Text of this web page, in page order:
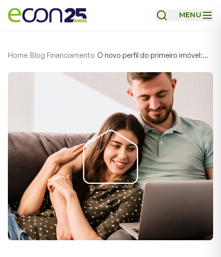
MENU
Home Blog Financiamento O novo perfil do primeiro imóvel:
novas gerações estão redefinindo
as compras em 2026?